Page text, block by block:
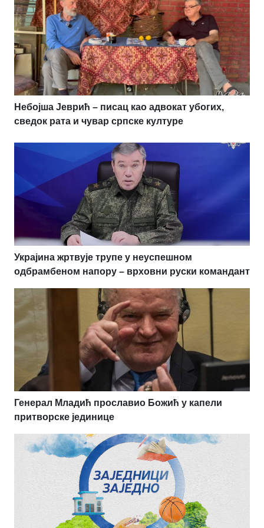
Небојша Јеврић – писац као адвокат убогих,
сведок рата и чувар српске културе
Украјина жртвује трупе у неуспешном
одбрамбеном напору – врховни руски командант
Генерал Младић прославио Божић у капели
притворске јединице